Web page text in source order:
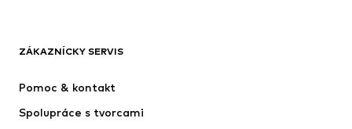
Bundy
Obleky & saká
ZÁKAZNÍCKY SERVIS
Pomoc & kontakt
Spolupráce s tvorcami